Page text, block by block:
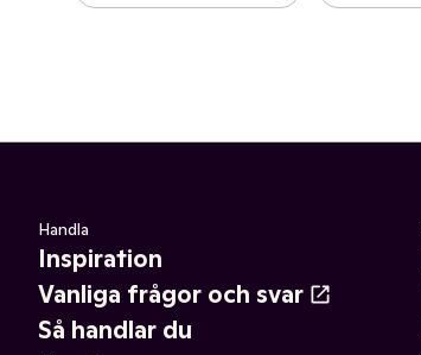
Handla
Inspiration
Vanliga frågor och svar
Så handlar du